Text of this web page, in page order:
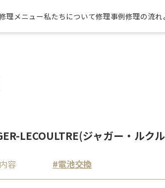
理メニュー私たちについて修理事例修理の流れ
LECOULTRE(ジャガー・ルク
容 電池交換